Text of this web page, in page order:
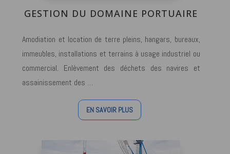
GESTION DU DOMAINE PORTUAIRE
Amodiation et location de terre pleins, hangars, bureaux,
immeubles, installations et terrains à usage industriel ou
commercial. Enlèvement des déchets des navires et
assainissement des …
EN SAVOIR PLUS